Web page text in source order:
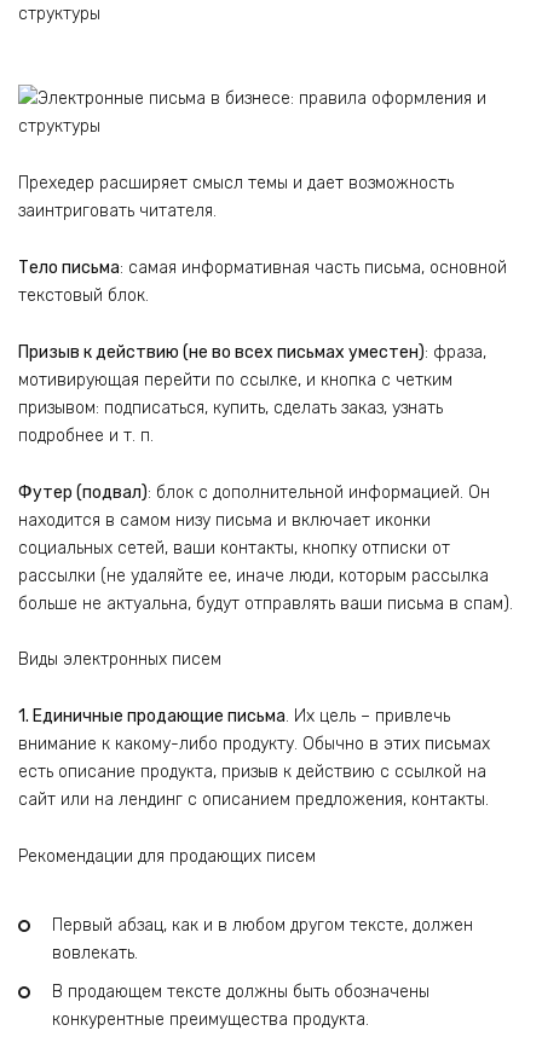
Прехедер расширяет смысл темы и дает возможность
заинтриговать читателя.
Тело письма: самая информативная часть письма, основной
текстовый блок.
Призыв к действию (не во всех письмах уместен): фраза,
мотивирующая перейти по ссылке, и кнопка с четким
призывом: подписаться, купить, сделать заказ, узнать
подробнее и т. п.
Футер (подвал): блок с дополнительной информацией. Он
находится в самом низу письма и включает иконки
социальных сетей, ваши контакты, кнопку отписки от
рассылки (не удаляйте ее, иначе люди, которым рассылка
больше не актуальна, будут отправлять ваши письма в спам).
Виды электронных писем
1. Единичные продающие письма. Их цель – привлечь
внимание к какому-либо продукту. Обычно в этих письмах
есть описание продукта, призыв к действию с ссылкой на
сайт или на лендинг с описанием предложения, контакты.
Рекомендации для продающих писем
Первый абзац, как и в любом другом тексте, должен
вовлекать.
В продающем тексте должны быть обозначены
конкурентные преимущества продукта.